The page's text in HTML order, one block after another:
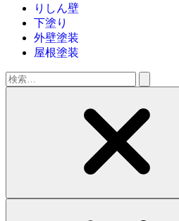
りしん壁
下塗り
外壁塗装
屋根塗装
検
索: